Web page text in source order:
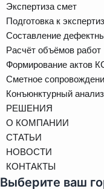
Экспертиза смет
Подготовка к
Составление
Расчёт объёмов работ
Формирование актов
Сметное
Конъюнктурный
РЕШЕНИЯ
О КОМПАНИИ
СТАТЬИ
НОВОСТИ
КОНТАКТЫ
Выберите ваш